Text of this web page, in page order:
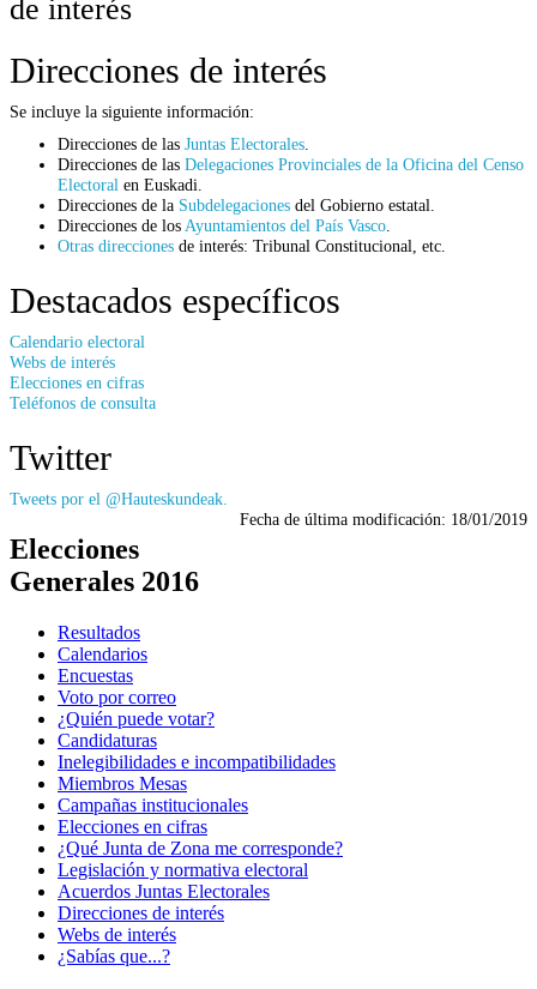
de interés
Direcciones de interés
Se incluye la siguiente información:
Direcciones de las Juntas Electorales
Direcciones de las Delegaciones Provinciales de la Oficina del Censo
Electoral en Euskadi.
Direcciones de la Subdelegaciones del Gobierno estatal.
Direcciones de los Ayuntamientos del País Vasco
Otras direcciones de interés: Tribunal Constitucional, etc.
Destacados específicos
Calendario electoral
Webs de interés
Elecciones en cifras
Teléfonos de consulta
Twitter
Tweets por el @Hauteskundeak.
Fecha de última modificación: 18/01/2019
Elecciones
Generales 2016
Resultados
Calendarios
Encuestas
Voto por correo
¿Quién puede votar?
Candidaturas
Inelegibilidades e incompatibilidades
Miembros Mesas
Campañas institucionales
Elecciones en cifras
¿Qué Junta de Zona me corresponde?
Legislación y normativa electoral
Acuerdos Juntas Electorales
Direcciones de interés
Webs de interés
¿Sabías que...?